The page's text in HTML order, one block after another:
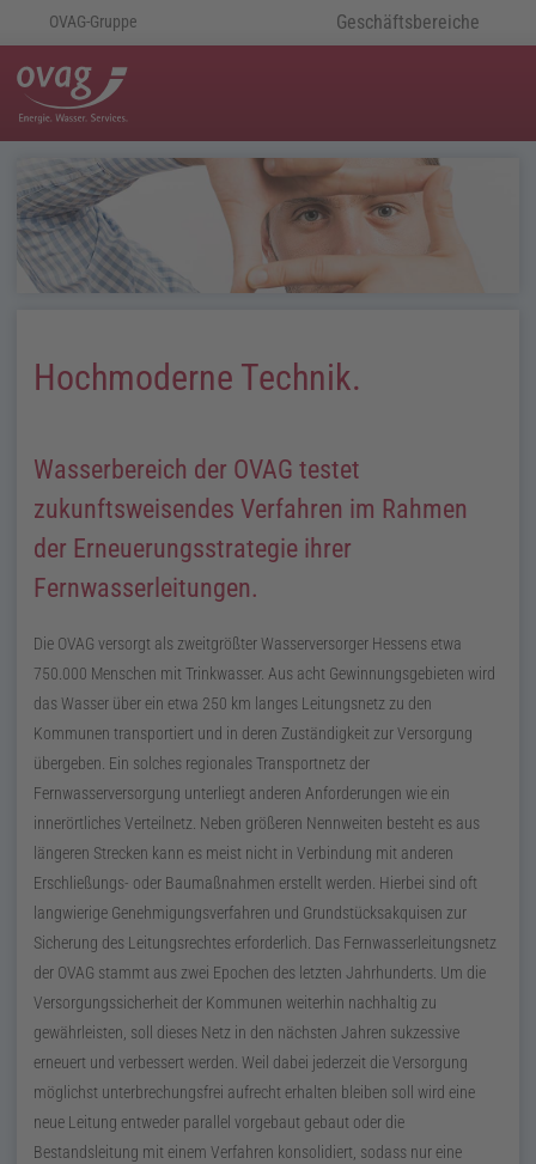
OVAG-Gruppe Geschäftsbereiche
Hochmoderne Technik.
Wasserbereich der OVAG testet
zukunftsweisendes Verfahren im Rahmen
der Erneuerungsstrategie ihrer
Fernwasserleitungen.
Die OVAG versorgt als zweitgrößter Wasserversorger Hessens etwa
750.000 Menschen mit Trinkwasser. Aus acht Gewinnungsgebieten wird
das Wasser über ein etwa 250 km langes Leitungsnetz zu den
Kommunen transportiert und in deren Zuständigkeit zur Versorgung
übergeben. Ein solches regionales Transportnetz der
Fernwasserversorgung unterliegt anderen Anforderungen wie ein
innerörtliches Verteilnetz. Neben größeren Nennweiten besteht es aus
längeren Strecken kann es meist nicht in Verbindung mit anderen
Erschließungs- oder Baumaßnahmen erstellt werden. Hierbei sind oft
langwierige Genehmigungsverfahren und Grundstücksakquisen zur
Sicherung des Leitungsrechtes erforderlich. Das Fernwasserleitungsnetz
der OVAG stammt aus zwei Epochen des letzten Jahrhunderts. Um die
Versorgungssicherheit der Kommunen weiterhin nachhaltig zu
gewährleisten, soll dieses Netz in den nächsten Jahren sukzessive
erneuert und verbessert werden. Weil dabei jederzeit die Versorgung
möglichst unterbrechungsfrei aufrecht erhalten bleiben soll wird eine
neue Leitung entweder parallel vorgebaut gebaut oder die
Bestandsleitung mit einem Verfahren konsolidiert, sodass nur eine